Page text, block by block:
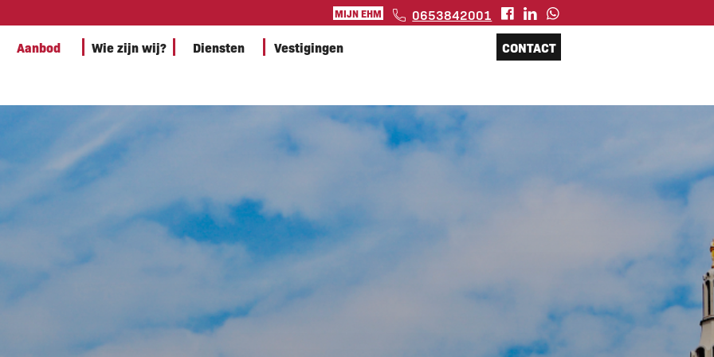
MIJN EHM
0653842001
Aanbod
Wie zijn wij? Diensten Vestigingen CONTACT